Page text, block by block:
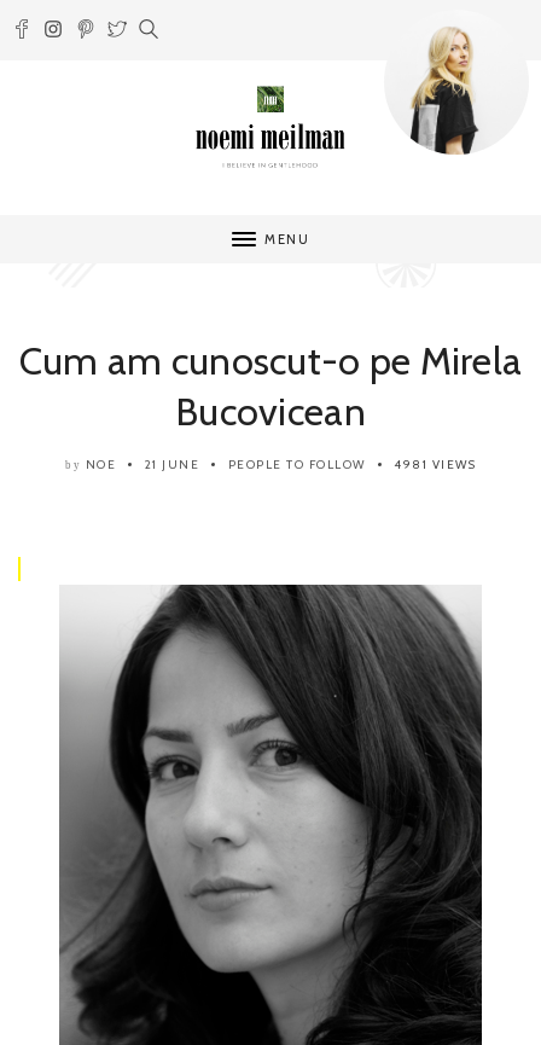
MENU
Cum am cunoscut-o pe Mirela
Bucovicean
by NOE 21 JUNE PEOPLE TO FOLLOW 4981 VIEWS